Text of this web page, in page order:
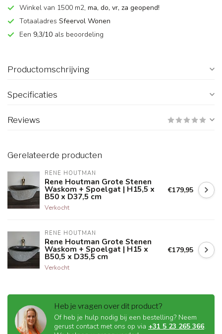
Winkel van 1500 m2, ma, do, vr, za geopend!
Totaaladres Sfeervol Wonen
Een 9,3/10 als beoordeling
Productomschrijving
Specificaties
Reviews
Gerelateerde producten
RENE HOUTMAN
Rene Houtman Grote Stenen
Waskom + Spoelgat | H15,5 x
B50 x D37,5 cm
Verkocht
€179,95
RENE HOUTMAN
Rene Houtman Grote Stenen
Waskom + Spoelgat | H15 x
B50,5 x D35,5 cm
Verkocht
€179,95
Heb je vragen over dit product?
Of heb je hulp nodig bij een bestelling? Neem
gerust contact met ons op via +31 5 23 265 366.